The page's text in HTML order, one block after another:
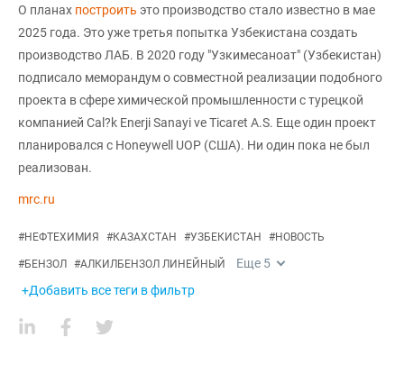
О планах построить это производство стало известно в мае
2025 года. Это уже третья попытка Узбекистана создать
производство ЛАБ. В 2020 году "Узкимесаноат" (Узбекистан)
подписало меморандум о совместной реализации подобного
проекта в сфере химической промышленности с турецкой
компанией Cal?k Enerji Sanayi ve Ticaret A.S. Еще один проект
планировался с Honeywell UOP (США). Ни один пока не был
реализован.
mrc.ru
#НЕФТЕХИМИЯ #КАЗАХСТАН #УЗБЕКИСТАН #НОВОСТЬ
#БЕНЗОЛ #АЛКИЛБЕНЗОЛ ЛИНЕЙНЫЙ Еще 5
+Добавить все теги в фильтр